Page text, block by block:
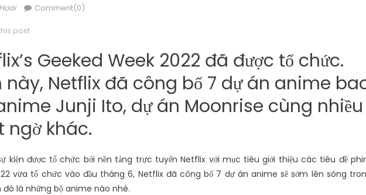
Comment(0)
post
Geeked Week 2022 đã được tổ chức.
này, Netflix đã công bố 7 dự án anime
Junji Ito, dự án Moonrise cùng nhiều
ngờ khác.
kiện được tổ chức bởi nền tảng trực tuyến Netflix với mục tiêu giới thiệu các tiêu đề
vừa tổ chức vào đầu tháng 6, Netflix đã công bố 7 dự án anime sẽ sớm lên sóng
đó là những bộ anime nào nhé.